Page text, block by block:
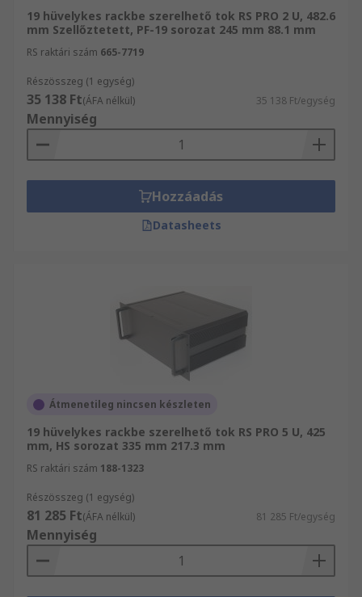
19 hüvelykes rackbe szerelhető tok RS PRO 2 U, 482.6
mm Szellőztetett, PF-19 sorozat 245 mm 88.1 mm
RS raktári szám 665-7719
Részösszeg (1 egység)
35 138 Ft(ÁFA nélkül) 35 138 Ft/egység
Mennyiség
Hozzáadás
Datasheets
Átmenetileg nincsen készleten
19 hüvelykes rackbe szerelhető tok RS PRO 5 U, 425
mm, HS sorozat 335 mm 217.3 mm
RS raktári szám 188-1323
Részösszeg (1 egység)
81 285 Ft(ÁFA nélkül) 81 285 Ft/egység
Mennyiség